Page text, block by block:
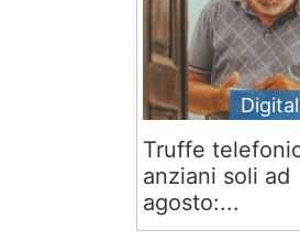
Truffe
anziani soli ad
agosto:...